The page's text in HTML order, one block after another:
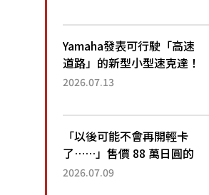
眼！ 配備豐富、超越售價
水準，堪稱高CP值代表的
「...
Yamaha發表可行駛「高速
道路」的新型小型速克達！
搭載能享受超強勁「渦輪
高階「Super Sport」車款
相同的...
2026.07.13
「以後可能不會再開輕卡
了……」售價 88 萬日圓的
「超迷你輕型貨車」引發兩
2026.07.09